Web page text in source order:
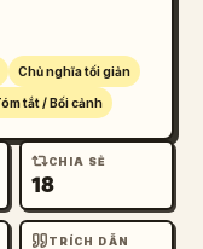
Chủ nghĩa tối giản
tắt / Bối cảnh
CHIA SẺ
18
TRÍCH DẪN